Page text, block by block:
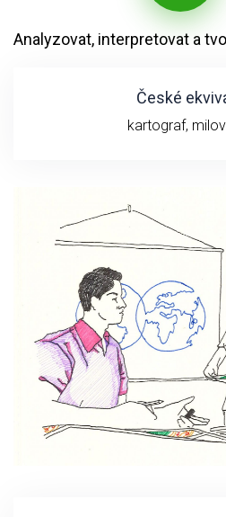
Analyzovat, interpretovat a
České
kartograf,